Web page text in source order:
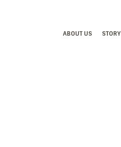
ABOUT US STORY